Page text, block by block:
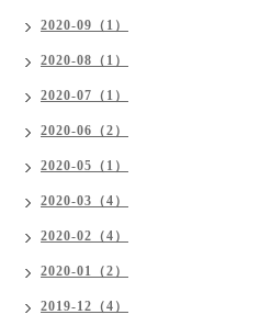
2020-09（1）
2020-08（1）
2020-07（1）
2020-06（2）
2020-05（1）
2020-03（4）
2020-02（4）
2020-01（2）
2019-12（4）